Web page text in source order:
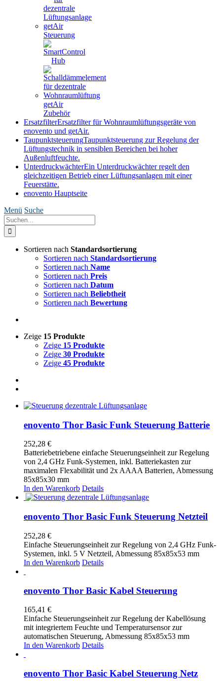
getAir
Steuerung
getAir
Zubehör
ErsatzfilterErsatzfilter für Wohnraumlüftungsgeräte von
enovento und getAir.
TaupunktsteuerungTaupunktsteuerung zur Regelung der
Lüftungstechnik in sensiblen Bereichen bei hoher
Außenluftfeuchte.
UnterdruckwächterEin Unterdruckwächter regelt den
gleichzeitigen Betrieb einer Lüftungsanlagen mit einer
Feuerstätte.
enovento Hauptseite
Menü Suche
Suche
nach:
Sortieren nach Standardsortierung
Sortieren nach Standardsortierung
Sortieren nach Name
Sortieren nach Preis
Sortieren nach Datum
Sortieren nach Beliebtheit
Sortieren nach Bewertung
Zeige 15 Produkte
Zeige 15 Produkte
Zeige 30 Produkte
Zeige 45 Produkte
enovento Thor Basic Funk Steuerung Batterie
252,28 €
Batteriebetriebene einfache Steuerungseinheit zur Regelung
von 2,4 GHz Funk-Systemen, inkl. Batteriekasten zur
maximalen Flexabilität und 2x AAAA Batterien, Abmessung
85x85x30 mm
In den Warenkorb Details
enovento Thor Basic Funk Steuerung Netzteil
252,28 €
Einfache Steuerungseinheit zur Regelung von 2,4 GHz Funk-
Systemen, inkl. 5 V Netzteil, Abmessung 85x85x53 mm
In den Warenkorb Details
enovento Thor Basic Kabel Steuerung
165,41 €
Einfache Steuerungseinheit zur Regelung der Kabellösung
mit integriertem Feuchte und Temperatursensor zur
automatischen Steuerung, Abmessung 85x85x53 mm
In den Warenkorb Details
enovento Thor Basic Kabel Steuerung Netz